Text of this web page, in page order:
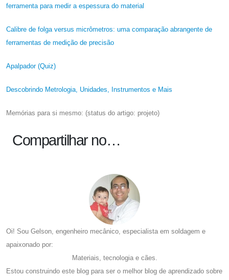
ferramenta para medir a espessura do material
Calibre de folga versus micrômetros: uma comparação abrangente de
ferramentas de medição de precisão
Apalpador (Quiz)
Descobrindo Metrologia, Unidades, Instrumentos e Mais
Memórias para si mesmo: (status do artigo: projeto)
Compartilhar no…
Oi! Sou Gelson, engenheiro mecânico, especialista em soldagem e
apaixonado por:
Materiais, tecnologia e cães.
Estou construindo este blog para ser o melhor blog de aprendizado sobre